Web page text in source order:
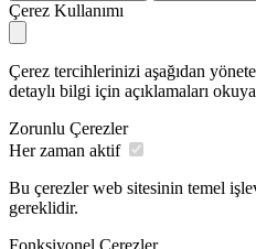
Çerez Kullanımı
Çerez tercihlerinizi aşağıdan
detaylı bilgi için açıklamaları
Zorunlu Çerezler
Her zaman aktif
Bu çerezler web sitesinin temel
gereklidir.